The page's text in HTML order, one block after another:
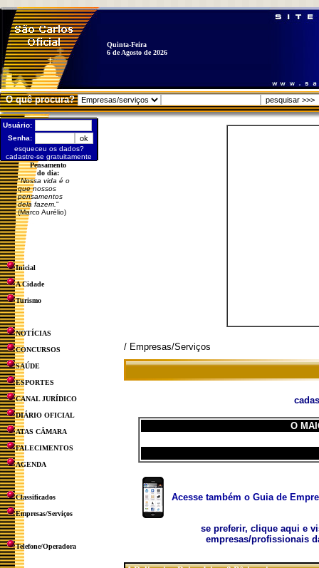
Quinta-Feira
6 de Agosto de 2026
O quê procura?
Usuário:
Senha:
esqueceu os dados?
cadastre-se gratuitamente
Pensamento
do dia:
"Nossa vida é o
que nossos
pensamentos
dela fazem. "
(Marco Aurélio)
Inicial
A Cidade
Turismo
NOTÍCIAS
CONCURSOS
SAÚDE
ESPORTES
CANAL JURÍDICO
DIÁRIO OFICIAL
ATAS CÂMARA
FALECIMENTOS
AGENDA
Classificados
Empresas/Serviços
Telefone/Operadora
/ Empresas/Serviços
O
Acesse também o Guia de
se preferir, clique aqui e
empresas/profissionais